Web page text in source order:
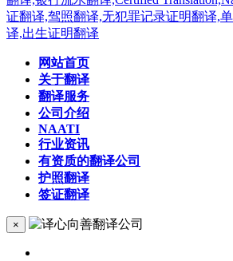
网站首页
关于翻译
翻译服务
公司介绍
NAATI
行业资讯
有资质的翻译公司
护照翻译
签证翻译
×